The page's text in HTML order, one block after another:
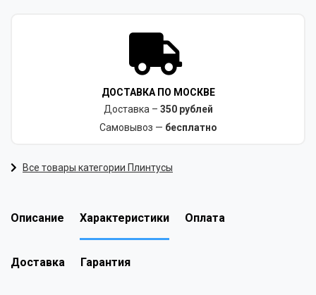
ДОСТАВКА ПО МОСКВЕ
Доставка – 350 рублей
Самовывоз — бесплатно
Все товары категории Плинтусы
Описание Характеристики Оплата
Доставка Гарантия